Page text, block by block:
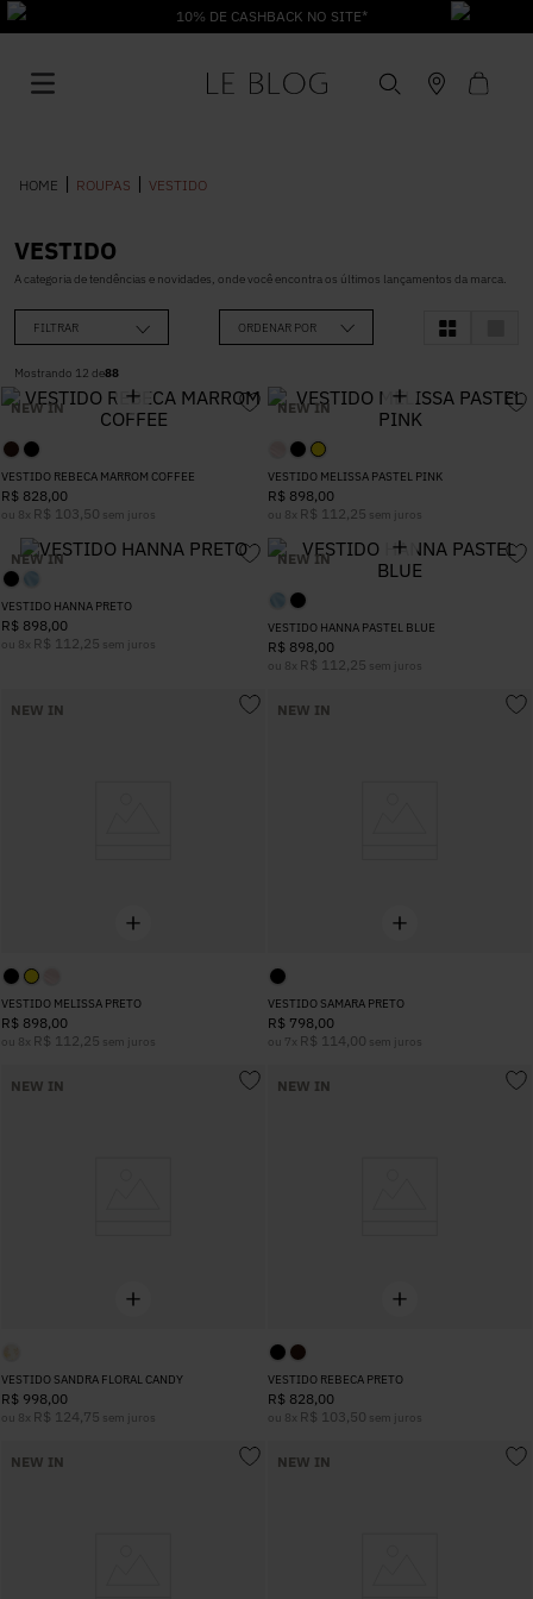
10% DE CASHBACK NO SITE*
ROUPAS VESTIDO
VESTIDO
A categoria de tendências e novidades, onde você encontra os últimos lançamentos da marca.
FILTRAR ORDENAR POR
Mostrando 12 de88
NEW IN
VESTIDO REBECA MARROM COFFEE
R$ 828,00
ou 8 x R$ 103, 50 sem juros
NEW IN
VESTIDO MELISSA PASTEL PINK
R$ 898,00
ou 8 x R$ 112,25 sem juros
NEW IN
VESTIDO HANNA PRETO
R$ 898,00
ou 8 x R$ 112,25 sem juros
NEW IN
VESTIDO HANNA PASTEL BLUE
R$ 898,00
ou 8 x R$ 112,25 sem juros
NEW IN
VESTIDO MELISSA PRETO
R$ 898,00
ou 8 x R$ 112,25 sem juros
NEW IN
VESTIDO SAMARA PRETO
R$ 798,00
ou 7 x R$ 114,00 sem juros
NEW IN
VESTIDO SANDRA FLORAL CANDY
R$ 998,00
ou 8 x R$ 124,75 sem juros
NEW IN
VESTIDO REBECA PRETO
R$ 828,00
ou 8 x R$ 103, 50 sem juros
NEW IN NEW IN
1º Vestido
2º Roupas
Jeans
4º Blusa
5 º Calça
Corselet